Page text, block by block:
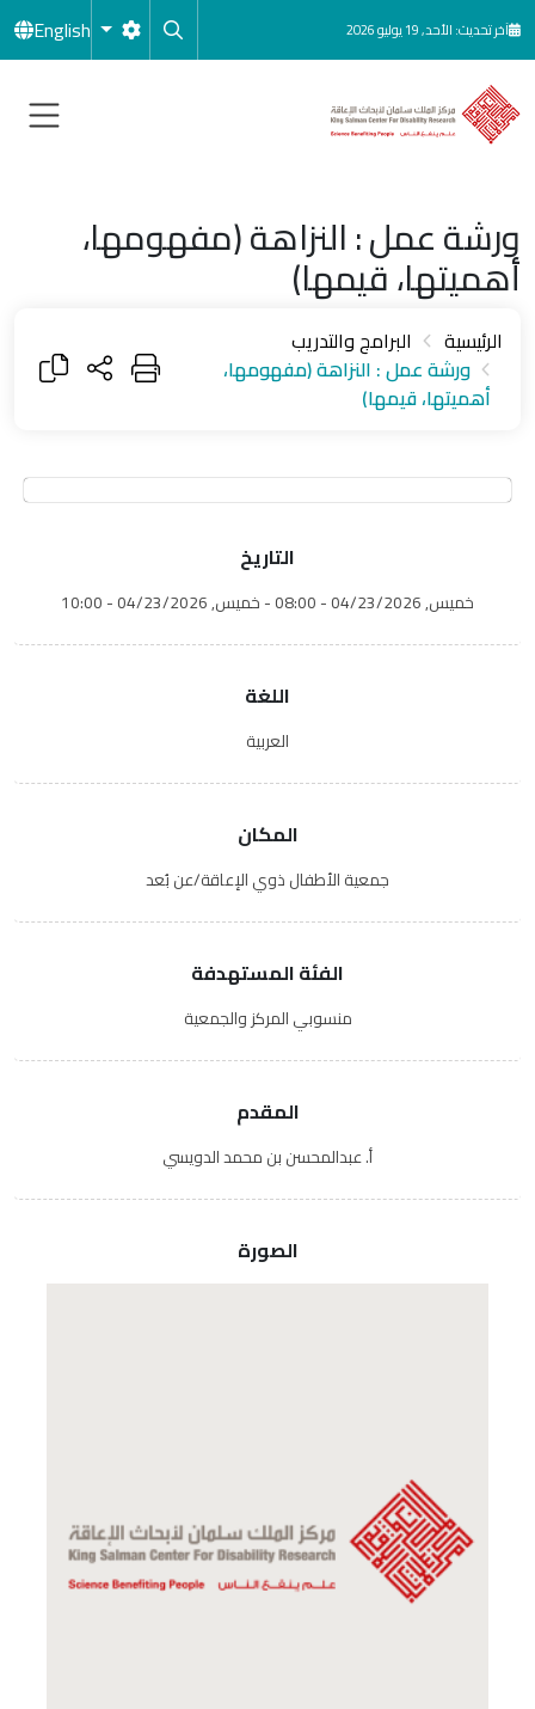
تجاوز إلى المحتوى الرئيسي
آخر تحديث: الأحد, 19 يوليو 2026 English
ورشة عمل : النزاهة (مفهومها،
أهميتها، قيمها)
الرئيسية
البرامج والتدريب
ورشة عمل : النزاهة (مفهومها،
أهميتها، قيمها)
التاريخ
خميس, 04/23/2026 - 08:00 -خميس, 04/23/2026 - 10:00
اللغة
العربية
المكان
جمعية الأطفال ذوي الإعاقة/عن بُعد
الفئة المستهدفة
منسوبي المركز والجمعية
المقدم
أ. عبدالمحسن بن محمد الدويسي
الصورة